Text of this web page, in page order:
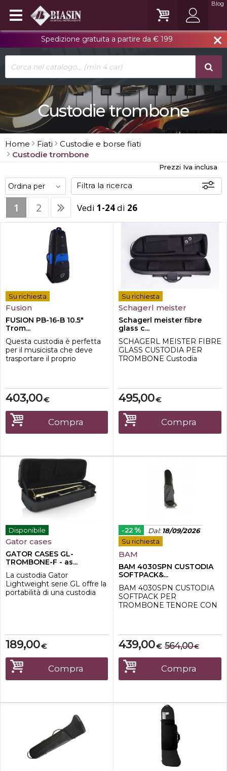
close
Spedizione gratuita a partire da € 199
Blog
Custodie trombone
Prezzi Iva inclusa
Home Fiati
Custodie e borse fiati
Custodie trombone
Prezzi Iva inclusa
Filtra la ricerca
Offerte Disponibili
1 2 Vedi 1-24di 26
Su richiesta
Fusion
FUSION PB-16-B 10.5"
Trom...
Questa custodia è perfetta
per il musicista che deve
trasportare il proprio
consente di aprire
completamente il
compartimento principale
della borsa e accedere
facilmente al
trombone.CaratteristicheDi
€
403,00
Compra
Su richiesta
Schagerl meister
Schagerl meister fibre
glass c...
SCHAGERL MEISTER FIBRE
GLASS CUSTODIA PER
TROMBONE Custodia
treno, max 84 cm Calotta in
vetroresina (resina sintetica
rinforzata con vetro)
Coperchio a vite
idrorepellente in carbon look
Tasca applicata 2 spallacc...
€
495,00
Compra
Disponibile
Gator cases
GATOR CASES GL-
TROMBONE-F - as...
La custodia Gator
Lightweight serie GL offre la
portabilità di una custodia
all'acqua , mentre la densa
schiuma EPS culla
perfettamente il tuo
strumento in posizione. La
serie Gator GL include fo...
€
189,00
Compra
-22 % Dal: 18/09/2026
Su richiesta
BAM
BAM 4030SPN CUSTODIA
SOFTPACK&...
BAM 4030SPN CUSTODIA
SOFTPACK PER
TROMBONE TENORE CON
trasportare in sicurezza il
vostro strumento ma non
volete aver a che fare con
custodie pesanti e
ingombranti.La culla inerna è
formata da schiuma
€
439,00 €
564,00
Compra